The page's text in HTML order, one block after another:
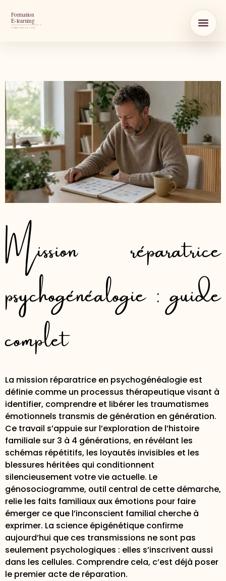
Mission réparatrice
psychogénéalogie : guide
complet 2026
La mission réparatrice en psychogénéalogie est
définie comme un processus thérapeutique visant à
identifier, comprendre et libérer les traumatismes
émotionnels transmis de génération en génération.
Ce travail s’appuie sur l’exploration de l’histoire
familiale sur 3 à 4 générations, en révélant les
schémas répétitifs, les loyautés invisibles et les
blessures héritées qui conditionnent
silencieusement votre vie actuelle. Le
génosociogramme, outil central de cette démarche,
relie les faits familiaux aux émotions pour faire
émerger ce que l’inconscient familial cherche à
exprimer. La science épigénétique confirme
aujourd’hui que ces transmissions ne sont pas
seulement psychologiques : elles s’inscrivent aussi
dans les cellules. Comprendre cela, c’est déjà poser
le premier acte de réparation.